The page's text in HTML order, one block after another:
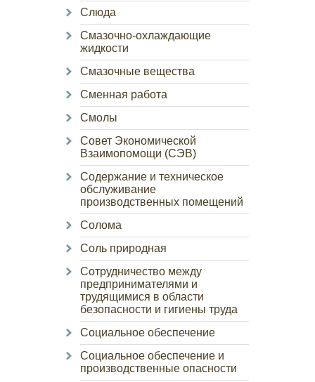
Слюда
Смазочно-охлаждающие
жидкости
Смазочные вещества
Сменная работа
Смолы
Совет Экономической
Взаимопомощи (СЭВ)
Содержание и техническое
обслуживание
производственных помещений
Солома
Соль природная
Сотрудничество между
предпринимателями и
трудящимися в области
безопасности и гигиены труда
Социальное обеспечение
Социальное обеспечение и
производственные опасности